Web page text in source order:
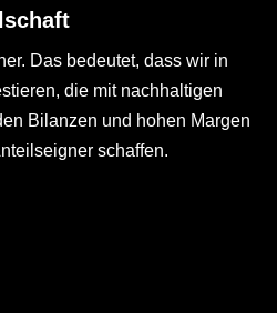
Das bedeutet, dass wir in
die mit nachhaltigen
Bilanzen und hohen Margen
schaffen.